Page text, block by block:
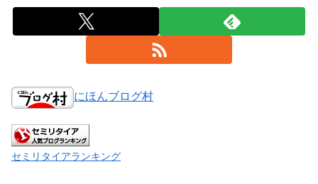
にほんブログ村
セミリタイアランキング